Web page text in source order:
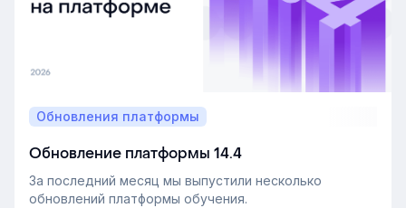
сделать — рассказали в статье.
Обновления платформы
Обновление платформы 14.4
За последний месяц мы выпустили несколько
обновлений платформы обучения.